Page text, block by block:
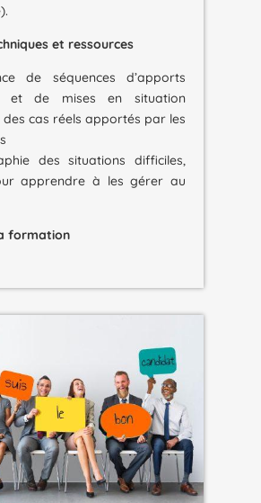
et ressources
de séquences d’apports
et de mises en situation
des cas réels apportés par les
des situations difficiles,
apprendre à les gérer au
formation